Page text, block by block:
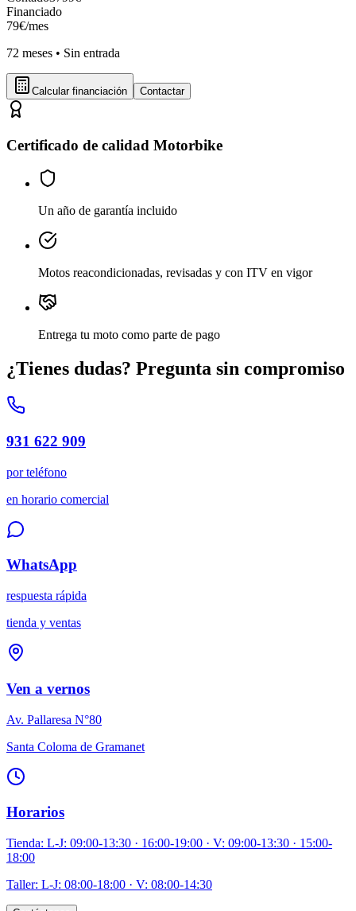
Financiado
79€/mes
72 meses • Sin entrada
Calcular financiación Contactar
Certificado de calidad Motorbike
Un año de garantía incluido
Motos reacondicionadas, revisadas y con ITV en vigor
Entrega tu moto como parte de pago
¿Tienes dudas? Pregunta sin compromiso
931 622 909
por teléfono
en horario comercial
WhatsApp
respuesta rápida
tienda y ventas
Ven a vernos
Av. Pallaresa N°80
Santa Coloma de Gramanet
Horarios
Tienda: L-J: 09:00-13:30 · 16:00-19:00 · V: 09:00-13:30 · 15:00-
18:00
Taller: L-J: 08:00-18:00 · V: 08:00-14:30